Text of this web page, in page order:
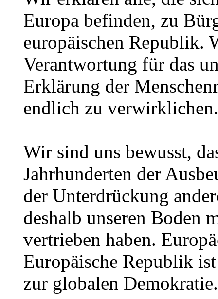
Europa befinden, zu
europäischen Republik.
Verantwortung für das
Erklärung der
endlich zu verwirklichen.
Wir sind uns bewusst,
Jahrhunderten der
der Unterdrückung
deshalb unseren Boden
vertrieben haben.
Europäische Republik
zur globalen Demokratie.